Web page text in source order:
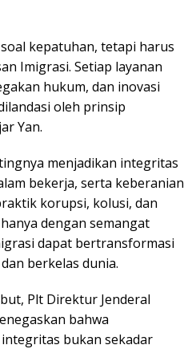
kepatuhan, tetapi harus
Imigrasi. Setiap layanan
hukum, dan inovasi
oleh prinsip
Yan.
menjadikan integritas
bekerja, serta keberanian
korupsi, kolusi, dan
dengan semangat
dapat bertransformasi
berkelas dunia.
Plt Direktur Jenderal
bahwa
bukan sekadar